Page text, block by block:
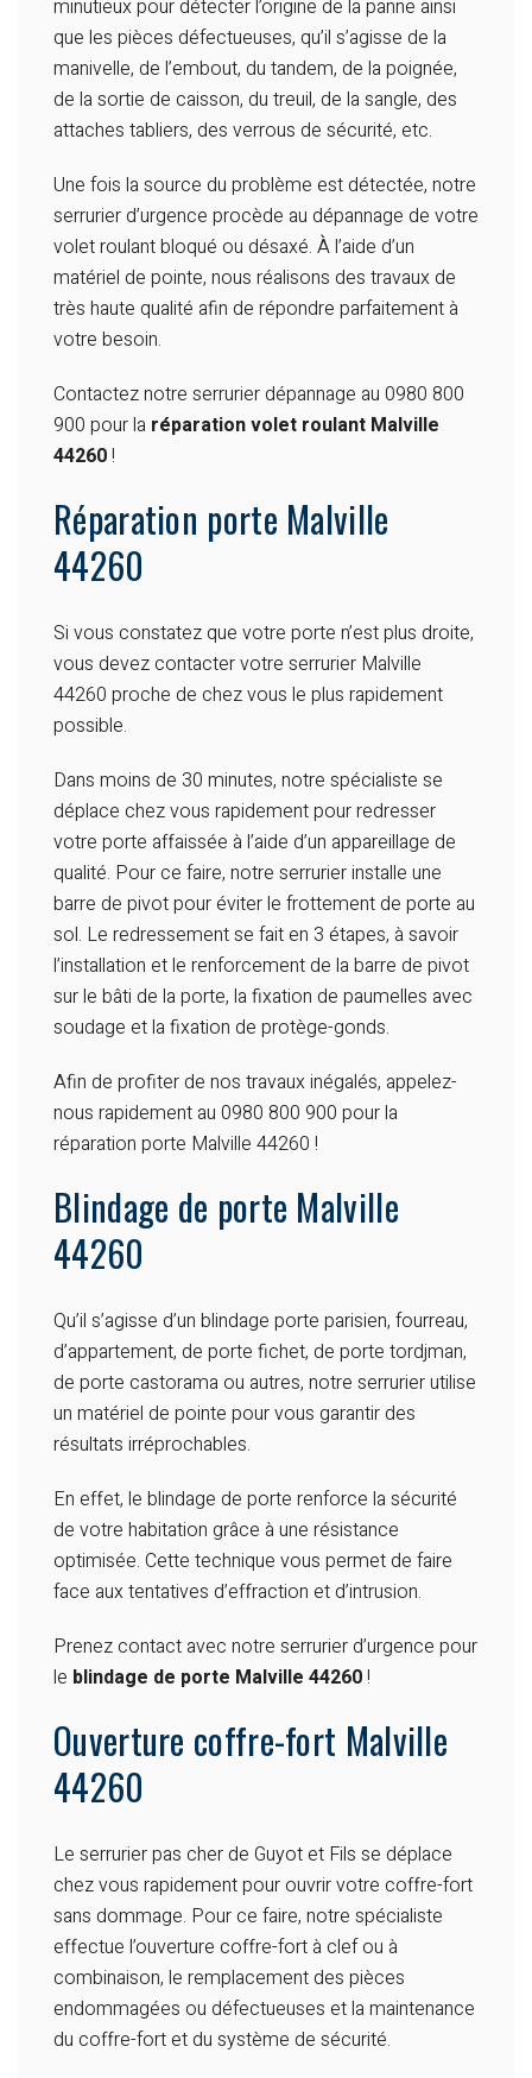
minutieux pour détecter l’origine de la panne ainsi
que les pièces défectueuses, qu’il s’agisse de la
manivelle, de l’embout, du tandem, de la poignée,
de la sortie de caisson, du treuil, de la sangle, des
attaches tabliers, des verrous de sécurité, etc.
Une fois la source du problème est détectée, notre
serrurier d’urgence procède au dépannage de votre
volet roulant bloqué ou désaxé. À l’aide d’un
matériel de pointe, nous réalisons des travaux de
très haute qualité afin de répondre parfaitement à
votre besoin.
Contactez notre serrurier dépannage au 0980 800
900 pour la réparation volet roulant Malville
44260!
Réparation porte Malville
44260
Si vous constatez que votre porte n’est plus droite,
vous devez contacter votre serrurier Malville
44260 proche de chez vous le plus rapidement
possible.
Dans moins de 30 minutes, notre spécialiste se
déplace chez vous rapidement pour redresser
votre porte affaissée à l’aide d’un appareillage de
qualité. Pour ce faire, notre serrurier installe une
barre de pivot pour éviter le frottement de porte au
sol. Le redressement se fait en 3 étapes, à savoir
l’installation et le renforcement de la barre de pivot
sur le bâti de la porte, la fixation de paumelles avec
soudage et la fixation de protège-gonds.
Afin de profiter de nos travaux inégalés, appelez-
nous rapidement au 0980 800 900 pour la
réparation porte Malville 44260 !
Blindage de porte Malville
44260
Qu’il s’agisse d’un blindage porte parisien, fourreau,
d’appartement, de porte fichet, de porte tordjman,
de porte castorama ou autres, notre serrurier utilise
un matériel de pointe pour vous garantir des
résultats irréprochables.
En effet, le blindage de porte renforce la sécurité
de votre habitation grâce à une résistance
optimisée. Cette technique vous permet de faire
face aux tentatives d’effraction et d’intrusion.
Prenez contact avec notre serrurier d’urgence pour
le blindage de porte Malville 44260!
Ouverture coffre-fort Malville
44260
Le serrurier pas cher de Guyot et Fils se déplace
chez vous rapidement pour ouvrir votre coffre-fort
sans dommage. Pour ce faire, notre spécialiste
effectue l’ouverture coffre-fort à clef ou à
combinaison, le remplacement des pièces
endommagées ou défectueuses et la maintenance
du coffre-fort et du système de sécurité.